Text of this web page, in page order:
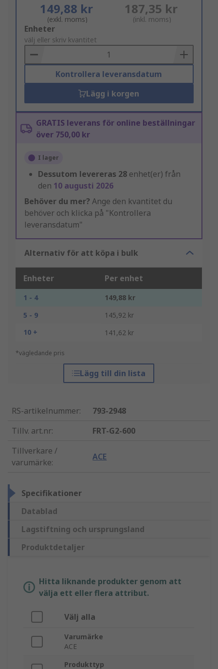
149,88 kr
(exkl. moms)
187,35 kr
(inkl. moms)
Add
to
Basket
Enheter
välj eller skriv kvantitet
Kontrollera leveransdatum
Lägg i korgen
GRATIS leverans för online beställningar
över 750,00 kr
I lager
Dessutom levereras 28 enhet(er) från
den 10 augusti 2026
Behöver du mer? Ange den kvantitet du
behöver och klicka på "Kontrollera
leveransdatum"
Alternativ för att köpa i bulk
Enheter Per enhet
1 - 4
149,88 kr
5 - 9
145,92 kr
10 +
141,62 kr
*vägledande pris
Lägg till din lista
RS-artikelnummer:
793-2948
Tillv. art.nr:
FRT-G2-600
Tillverkare /
varumärke:
ACE
Specifikationer
Datablad
Lagstiftning och ursprungsland
Produktdetaljer
Hitta liknande produkter genom att
välja ett eller flera attribut.
Välj alla
Varumärke
ACE
Produkttyp